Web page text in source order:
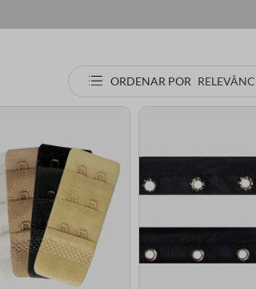
ORDENAR POR